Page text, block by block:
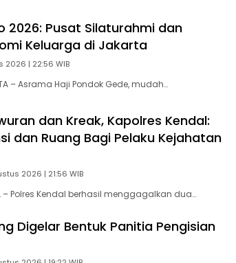
2026: Pusat Silaturahmi dan
Keluarga di Jakarta
2026 | 22:56 WIB
– Asrama Haji Pondok Gede, mudah…
dan Kreak, Kapolres Kendal:
dan Ruang Bagi Pelaku Kejahatan
2026 | 21:56 WIB
– Polres Kendal berhasil menggagalkan dua…
Digelar Bentuk Panitia Pengisian